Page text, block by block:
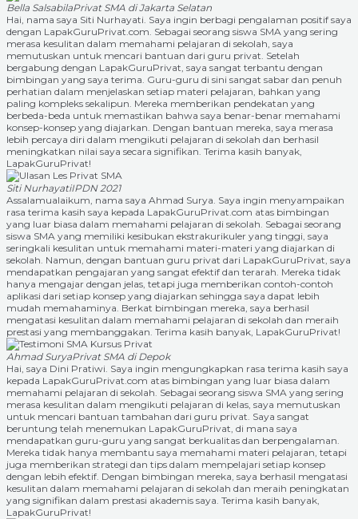
Bella SalsabilaPrivat SMA di Jakarta Selatan
Hai, nama saya Siti Nurhayati. Saya ingin berbagi pengalaman positif saya
dengan LapakGuruPrivat.com. Sebagai seorang siswa SMA yang sering
merasa kesulitan dalam memahami pelajaran di sekolah, saya
memutuskan untuk mencari bantuan dari guru privat. Setelah
bergabung dengan LapakGuruPrivat, saya sangat terbantu dengan
bimbingan yang saya terima. Guru-guru di sini sangat sabar dan penuh
perhatian dalam menjelaskan setiap materi pelajaran, bahkan yang
paling kompleks sekalipun. Mereka memberikan pendekatan yang
berbeda-beda untuk memastikan bahwa saya benar-benar memahami
konsep-konsep yang diajarkan. Dengan bantuan mereka, saya merasa
lebih percaya diri dalam mengikuti pelajaran di sekolah dan berhasil
meningkatkan nilai saya secara signifikan. Terima kasih banyak,
LapakGuruPrivat!
Siti NurhayatiIPDN 2021
Assalamualaikum, nama saya Ahmad Surya. Saya ingin menyampaikan
rasa terima kasih saya kepada LapakGuruPrivat.com atas bimbingan
yang luar biasa dalam memahami pelajaran di sekolah. Sebagai seorang
siswa SMA yang memiliki kesibukan ekstrakurikuler yang tinggi, saya
seringkali kesulitan untuk memahami materi-materi yang diajarkan di
sekolah. Namun, dengan bantuan guru privat dari LapakGuruPrivat, saya
mendapatkan pengajaran yang sangat efektif dan terarah. Mereka tidak
hanya mengajar dengan jelas, tetapi juga memberikan contoh-contoh
aplikasi dari setiap konsep yang diajarkan sehingga saya dapat lebih
mudah memahaminya. Berkat bimbingan mereka, saya berhasil
mengatasi kesulitan dalam memahami pelajaran di sekolah dan meraih
prestasi yang membanggakan. Terima kasih banyak, LapakGuruPrivat!
Ahmad SuryaPrivat SMA di Depok
Hai, saya Dini Pratiwi. Saya ingin mengungkapkan rasa terima kasih saya
kepada LapakGuruPrivat.com atas bimbingan yang luar biasa dalam
memahami pelajaran di sekolah. Sebagai seorang siswa SMA yang sering
merasa kesulitan dalam mengikuti pelajaran di kelas, saya memutuskan
untuk mencari bantuan tambahan dari guru privat. Saya sangat
beruntung telah menemukan LapakGuruPrivat, di mana saya
mendapatkan guru-guru yang sangat berkualitas dan berpengalaman.
Mereka tidak hanya membantu saya memahami materi pelajaran, tetapi
juga memberikan strategi dan tips dalam mempelajari setiap konsep
dengan lebih efektif. Dengan bimbingan mereka, saya berhasil mengatasi
kesulitan dalam memahami pelajaran di sekolah dan meraih peningkatan
yang signifikan dalam prestasi akademis saya. Terima kasih banyak,
LapakGuruPrivat!